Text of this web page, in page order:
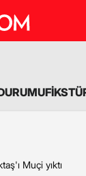
Muçi yıktı